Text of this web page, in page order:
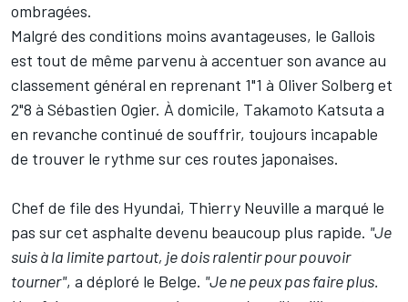
ombragées.
Malgré des conditions moins avantageuses, le Gallois
est tout de même parvenu à accentuer son avance au
classement général en reprenant 1"1 à Oliver Solberg et
2"8 à Sébastien Ogier. À domicile, Takamoto Katsuta a
en revanche continué de souffrir, toujours incapable
de trouver le rythme sur ces routes japonaises.
Chef de file des Hyundai, Thierry Neuville a marqué le
pas sur cet asphalte devenu beaucoup plus rapide. "Je
suis à la limite partout, je dois ralentir pour pouvoir
tourner", a déploré le Belge. "Je ne peux pas faire plus.